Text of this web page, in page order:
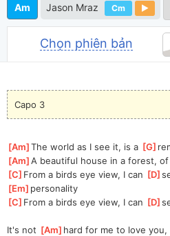
Am Jason Mraz Cm
Chọn phiên bản
Capo 3
[Am ]
The world as I see it, is a [G ]
[Am ]
A beautiful house in a forest, of
[C ]From a birds eye view, I can [D ]
Em ]personality
[C ]From a birds eye view, I can [D ]
It's not [Am ]hard for me to love